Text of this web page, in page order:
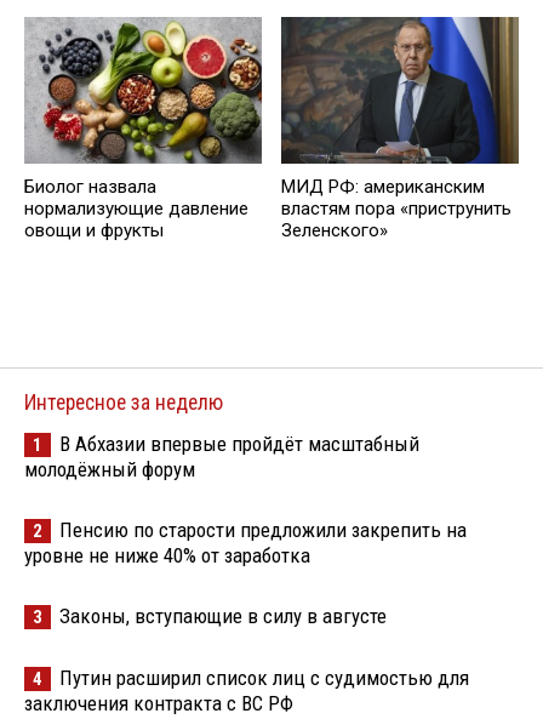
Биолог назвала
нормализующие давление
овощи и фрукты
МИД РФ: американским
властям пора «приструнить
Зеленского»
Интересное за неделю
1
В Абхазии впервые пройдёт масштабный
молодёжный форум
2
Пенсию по старости предложили закрепить на
уровне не ниже 40% от заработка
3 Законы, вступающие в силу в августе
4
Путин расширил список лиц с судимостью для
заключения контракта с ВС РФ